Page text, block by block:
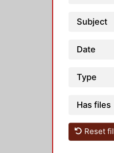
Subject
Date
Type
Has files
Reset